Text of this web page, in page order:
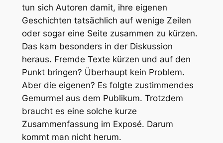
tun sich Autoren damit, ihre eigenen
Geschichten tatsächlich auf wenige Zeilen
oder sogar eine Seite zusammen zu kürzen.
Das kam besonders in der Diskussion
heraus. Fremde Texte kürzen und auf den
Punkt bringen? Überhaupt kein Problem.
Aber die eigenen? Es folgte zustimmendes
Gemurmel aus dem Publikum. Trotzdem
braucht es eine solche kurze
Zusammenfassung im Exposé. Darum
kommt man nicht herum.